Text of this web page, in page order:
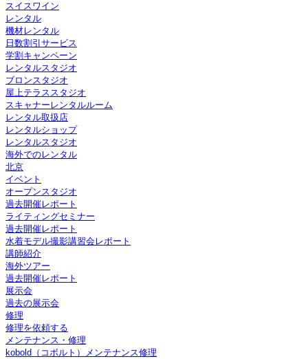
スイスワイン
レンタル
機材レンタル
日数割引サービス
学割キャンペーン
レンタルスタジオ
ブロンスタジオ
屋上テラススタジオ
スキャナーレンタルルーム
レンタル取扱店
レンタルショップ
レンタルスタジオ
海外でのレンタル
北京
イベント
オープンスタジオ
過去開催レポート
ライティングセミナー
過去開催レポート
水着モデル撮影講習会レポート
講師紹介
海外ツアー
過去開催レポート
展示会
過去の展示会
修理
修理を依頼する
メンテナンス・修理
kobold（コボルト）メンテナンス修理